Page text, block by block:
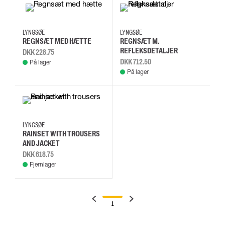
LYNGSØE
REGNSÆT MED HÆTTE
DKK 228.75
På lager
LYNGSØE
REGNSÆT M.
REFLEKSDETALJER
DKK 712.50
På lager
LYNGSØE
RAINSET WITH TROUSERS
AND JACKET
DKK 618.75
Fjernlager
1